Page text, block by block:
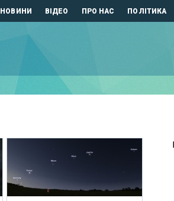
НОВИНИ ВІДЕО ПРО НАС ПОЛІТИКА